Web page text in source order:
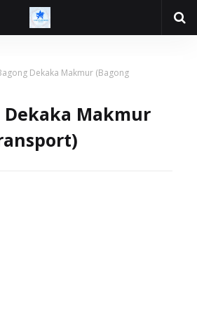
Dekaka Makmur (Bagong
Dekaka Makmur